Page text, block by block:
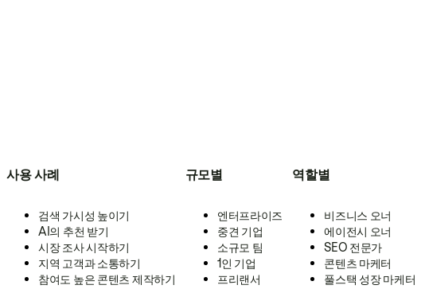
사용 사례
검색 가시성 높이기
AI의 추천 받기
시장 조사 시작하기
지역 고객과 소통하기
참여도 높은 콘텐츠 제작하기
규모별
엔터프라이즈
중견 기업
소규모 팀
1인 기업
프리랜서
역할별
비즈니스 오너
에이전시 오너
SEO 전문가
콘텐츠 마케터
풀스택 성장 마케터